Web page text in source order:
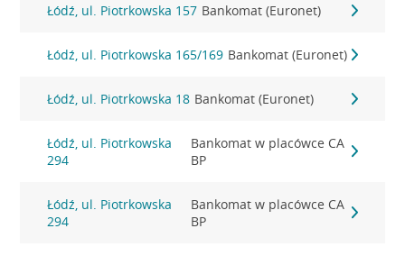
Łódź, ul. Piotrkowska 157 Bankomat (Euronet)
Łódź, ul. Piotrkowska 165/169 Bankomat (Euronet)
Łódź, ul. Piotrkowska 18 Bankomat (Euronet)
Łódź, ul. Piotrkowska
294
Bankomat w placówce CA
BP
Łódź, ul. Piotrkowska
294
Bankomat w placówce CA
BP